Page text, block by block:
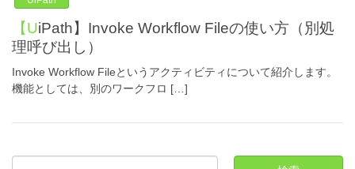
【UiPath】Invoke Workflow Fileの使い方（別処
理呼び出し）
Invoke Workflow Fileというアクティビティについて紹介します。
機能としては、別のワークフロ […]